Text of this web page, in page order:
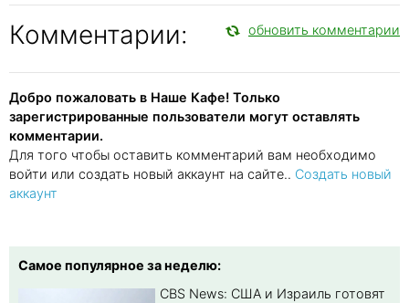
Комментарии: обновить комментарии
Добро пожаловать в Наше Кафе! Только
зарегистрированные пользователи могут оставлять
комментарии.
Для того чтобы оставить комментарий вам необходимо
войти или создать новый аккаунт на сайте.. Создать новый
аккаунт
Самое популярное за неделю:
CBS News: США и Израиль готовят